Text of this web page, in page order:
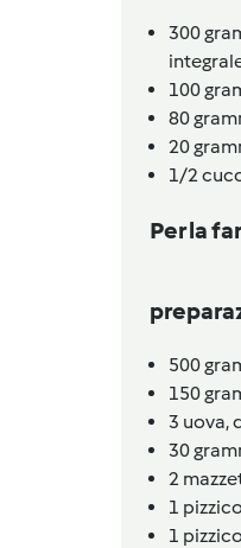
300
100
80
20
1/2
Per la
500
150
3 uova,
30
2
1 pizzico
1 pizzico